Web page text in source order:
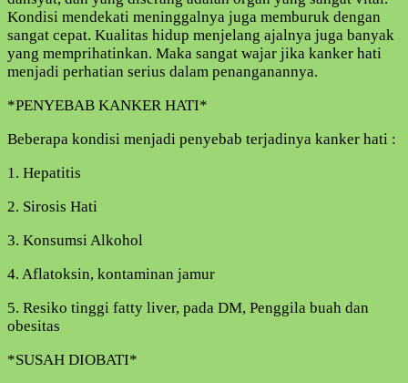
Kondisi mendekati meninggalnya juga memburuk dengan
sangat cepat. Kualitas hidup menjelang ajalnya juga banyak
yang memprihatinkan. Maka sangat wajar jika kanker hati
menjadi perhatian serius dalam penanganannya.
*PENYEBAB KANKER HATI*
Beberapa kondisi menjadi penyebab terjadinya kanker hati :
1. Hepatitis
2. Sirosis Hati
3. Konsumsi Alkohol
4. Aflatoksin, kontaminan jamur
5. Resiko tinggi fatty liver, pada DM, Penggila buah dan
obesitas
*SUSAH DIOBATI*